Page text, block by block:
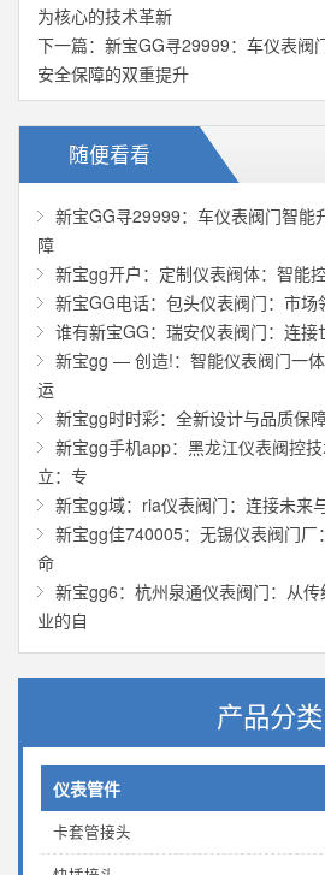
为核心的技术革新
下一篇： 新宝GG寻29999：车仪表阀
安全保障的双重提升
随便看看
新宝GG寻29999：车仪表阀门智能
障
新宝gg开户：定制仪表阀体：智能
新宝GG电话：包头仪表阀门：市
谁有新宝GG：瑞安仪表阀门：连接
新宝gg — 创造!：智能仪表阀门一
运
新宝gg时时彩：全新设计与品质保
新宝gg手机app：黑龙江仪表阀控
立：专
新宝gg域：ria仪表阀门：连接未来
新宝gg佳740005：无锡仪表阀门厂
命
新宝gg6：杭州泉通仪表阀门：从
业的自
产品分类
仪表管件
卡套管接头